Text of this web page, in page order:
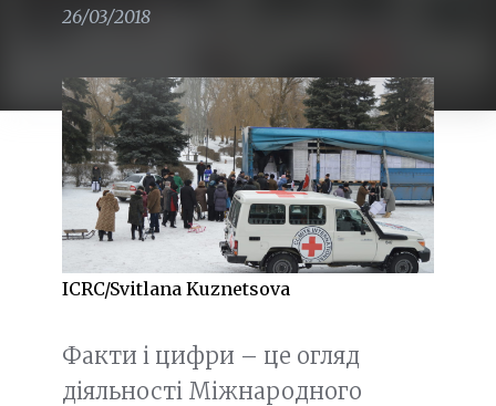
26/03/2018
ICRC/Svitlana Kuznetsova
Факти і цифри – це огляд
діяльності Міжнародного